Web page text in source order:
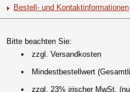
Bestell- und Kontaktinformationen
Bitte beachten Sie:
zzgl. Versandkosten
Mindestbestellwert
zzgl. 23% irischer MwSt.